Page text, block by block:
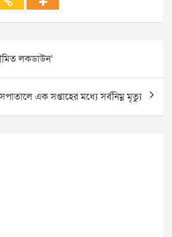
লকডাউন’
এক সপ্তাহের মধ্যে সর্বনিম্ন মৃত্যু